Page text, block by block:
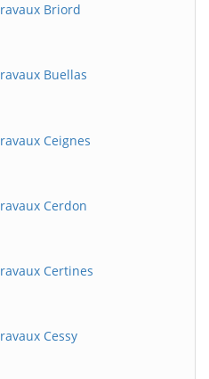
Briord
Buellas
Ceignes
Cerdon
Certines
Cessy